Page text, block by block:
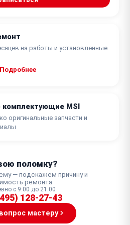
на работы и установленные
Подробнее
MSI
оригинальные запчасти и
поломку?
— подскажем причину и
ремонта
с 9:00 до 21:00
128-27-43
мастеру